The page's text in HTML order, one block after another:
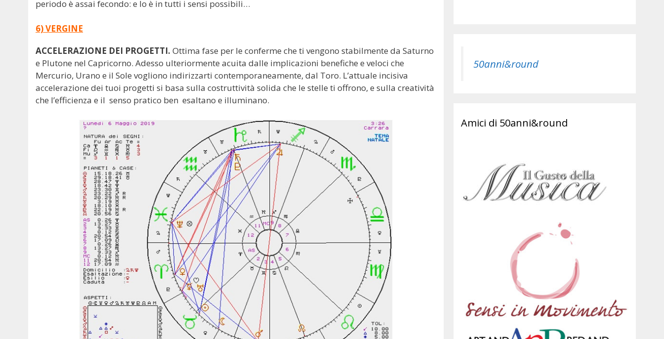
periodo è assai fecondo: e lo è in tutti i sensi possibili…
6) VERGINE
ACCELERAZIONE DEI PROGETTI. Ottima fase per le conferme che ti vengono stabilmente da Saturno
e Plutone nel Capricorno. Adesso ulteriormente acuita dalle implicazioni benefiche e veloci che
Mercurio, Urano e il Sole vogliono indirizzarti contemporaneamente, dal Toro. L’attuale incisiva
accelerazione dei tuoi progetti si basa sulla costruttività solida che le stelle ti offrono, e sulla creatività
che l’efficienza e il senso pratico ben esaltano e illuminano.
50anni&round
Amici di 50anni&round